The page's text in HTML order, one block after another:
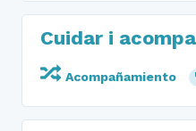
Cuidar i
Acompañamiento